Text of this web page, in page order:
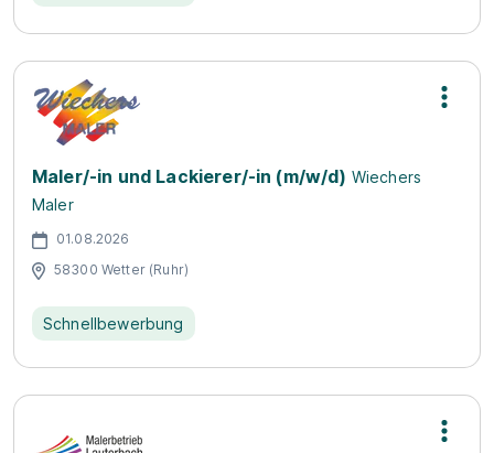
Maler/-in und Lackierer/-in (m/w/d) Wiechers
Maler
01.08.2026
58300 Wetter (Ruhr)
Schnellbewerbung